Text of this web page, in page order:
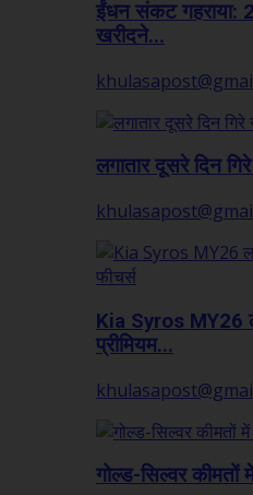
ईंधन संकट गहराया:
खरीदने...
लगातार दूसरे दिन
Kia Syros MY26
प्रीमियम...
गोल्ड-सिल्वर कीमतों